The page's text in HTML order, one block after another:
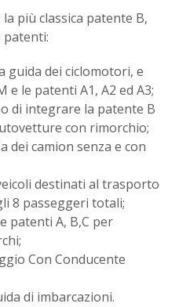
più classica patente B,
guida dei ciclomotori, e
le patenti A1, A2 ed A3;
di integrare la patente B
con rimorchio;
dei camion senza e con
destinati al trasporto
8 passeggeri totali;
patenti A, B,C per
Con Conducente
di imbarcazioni.